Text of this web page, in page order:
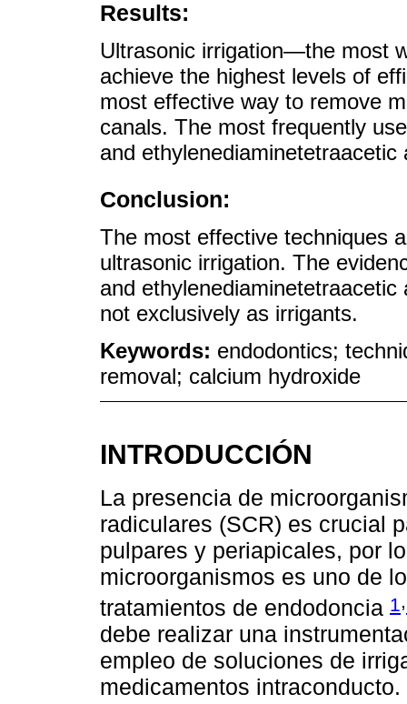
Results:
Ultrasonic irrigation—the most
achieve the highest levels of
most effective way to remove
canals. The most frequently
and ethylenediaminetetraacetic
Conclusion:
The most effective techniques
ultrasonic irrigation. The
and
not exclusively as irrigants.
Keywords: endodontics;
removal; calcium hydroxide
INTRODUCCIÓN
La presencia de
radiculares (SCR) es crucial
pulpares y periapicales, por
microorganismos es uno de
tratamientos de endodoncia 1,
debe realizar una
empleo de soluciones de
medicamentos